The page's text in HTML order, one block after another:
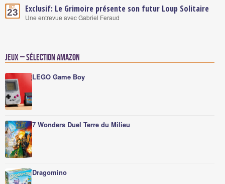
Oct.
23 Exclusif: Le Grimoire présente son futur Loup Solitaire
Une entrevue avec Gabriel Feraud
Jeux – Sélection Amazon
LEGO Game Boy
7 Wonders Duel Terre du Milieu
Dragomino